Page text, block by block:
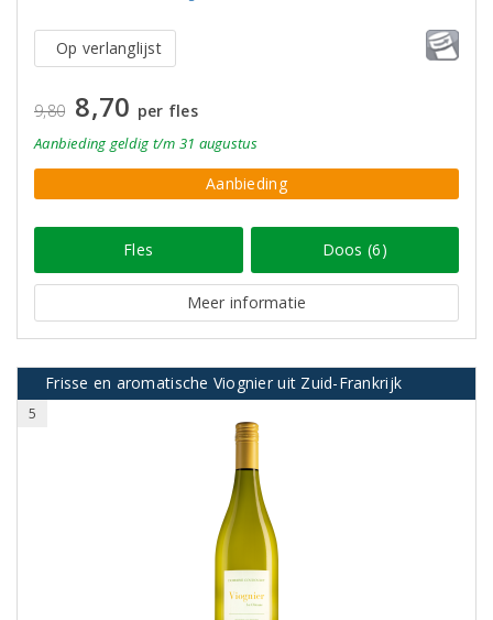
Op verlanglijst
9,80 8,70 per fles
Aanbieding geldig t/m 31 augustus
Aanbieding
Fles Doos (6)
Meer informatie
Frisse en aromatische Viognier uit Zuid-Frankrijk
5